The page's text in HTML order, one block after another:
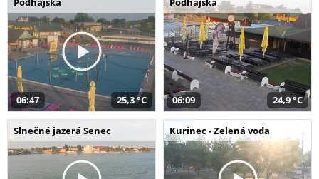
06:47 25,3 °C 06:09 24,9 °C
Slnečné jazerá Senec Kurinec - Zelená voda